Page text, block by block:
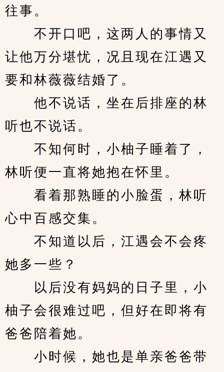
往事。
不开口吧，这两人的事情又
让他万分堪忧，况且现在江遇又
要和林薇薇结婚了。
他不说话，坐在后排座的林
听也不说话。
不知何时，小柚子睡着了，
林听便一直将她抱在怀里。
看着那熟睡的小脸蛋，林听
心中百感交集。
不知道以后，江遇会不会疼
她多一些？
以后没有妈妈的日子里，小
柚子会很难过吧，但好在即将有
爸爸陪着她。
小时候，她也是单亲爸爸带